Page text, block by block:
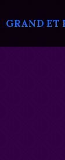
GRAND ET